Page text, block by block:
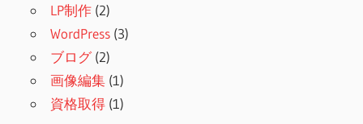
LP制作 (2)
WordPress (3)
ブログ(2)
画像編集 (1)
資格取得 (1)